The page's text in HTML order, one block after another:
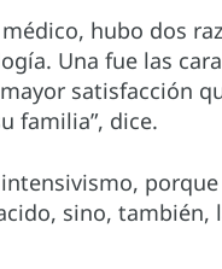
hubo dos
Una fue las
satisfacción
familia”, dice.
sino,